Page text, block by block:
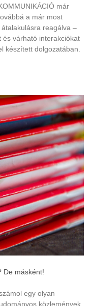
már
a már most
reagálva –
és várható interakciókat
készített dolgozatában.
De másként!
egy olyan
közlemények